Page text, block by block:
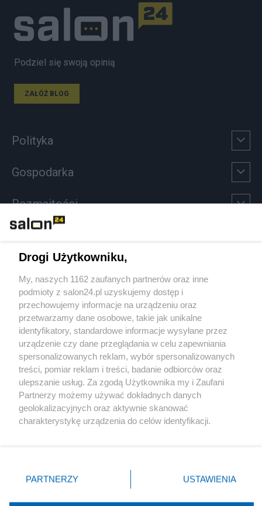
Podziel się swoją opinią
ZAŁÓŻ BLOG
Polityka
Gospodarka
Rozmaitości
Sport
Społeczeństwo
Kultura
X Facebook Instagram Youtube
Drogi Użytkowniku,
My, naszych 1162 zaufanych partnerów oraz inne
podmioty z salon24.pl uzyskujemy dostęp i
przechowujemy informacje na urządzeniu oraz
przetwarzamy dane osobowe, takie jak unikalne
identyfikatory, standardowe informacje wysyłane przez
urządzenie czy dane przeglądania w celu zapewniania
spersonalizowanych reklam, wybór spersonalizowanych
treści, pomiar reklam i treści, badanie odbiorców oraz
ulepszanie usług. Za zgodą Użytkownika my i Zaufani
Partnerzy możemy używać dokładnych danych
geolokalizacyjnych oraz aktywnie skanować
charakterystykę urządzenia do celów identyfikacji.
zmienić/wycofać klikając przycisk ustawień prywatności
znajdujący się w lewym dolnym rogu strony
rodzaje przetwarzania danych nie wymagają zgody
PARTNERZY USTAWIENIA